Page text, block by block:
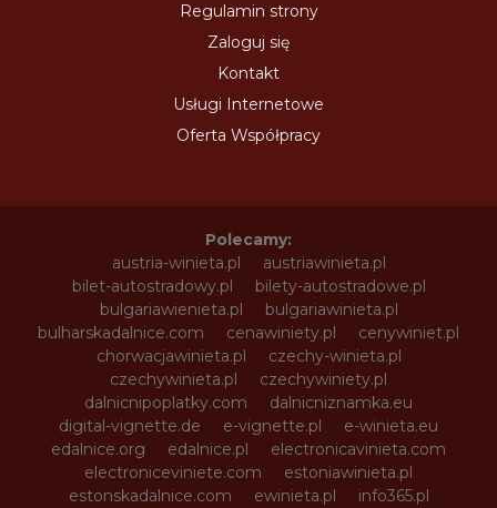
Regulamin strony
Zaloguj się
Kontakt
Usługi Internetowe
Oferta Współpracy
Polecamy:
austria-winieta.pl
austriawinieta.pl
bilet-autostradowy.pl
bilety-autostradowe.pl
bulgariawienieta.pl
bulgariawinieta.pl
bulharskadalnice.com
cenawiniety.pl
cenywiniet.pl
chorwacjawinieta.pl
czechy-winieta.pl
czechywinieta.pl
czechywiniety.pl
dalnicnipoplatky.com
dalnicniznamka.eu
digital-vignette.de
e-vignette.pl
e-winieta.eu
edalnice.org
edalnice.pl
electronicavinieta.com
electroniceviniete.com
estoniawinieta.pl
estonskadalnice.com
ewinieta.pl
info365.pl